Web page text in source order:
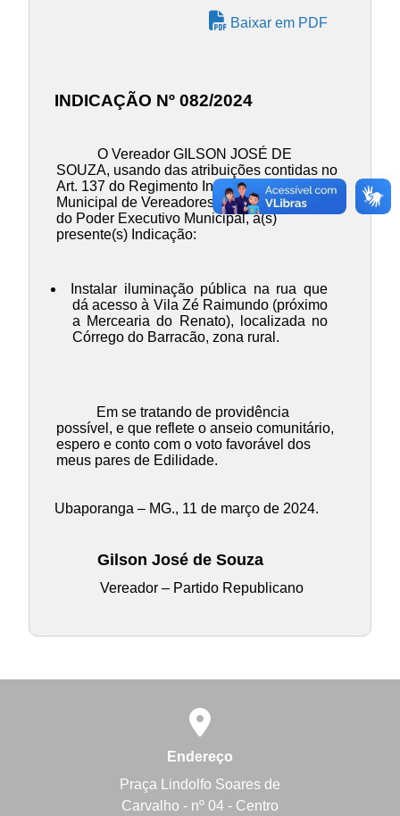
Baixar em PDF
INDICAÇÃO Nº 082/2024
O Vereador GILSON JOSÉ DE
SOUZA, usando das atribuições contidas no
Art. 137 do Regimento Inteo da Câmara
Municipal de Vereadores, INDICA ao Chefe
do Poder Executivo Municipal, a(s)
presente(s) Indicação:
Instalar iluminação pública na rua que
dá acesso à Vila Zé Raimundo (próximo
a Mercearia do Renato), localizada no
Córrego do Barracão, zona rural.
Em se tratando de providência
possível, e que reflete o anseio comunitário,
espero e conto com o voto favorável dos
meus pares de Edilidade.
Ubaporanga – MG., 11 de março de 2024.
Gilson José de Souza
Vereador – Partido Republicano
Endereço
Praça Lindolfo Soares de
Carvalho - nº 04 - Centro